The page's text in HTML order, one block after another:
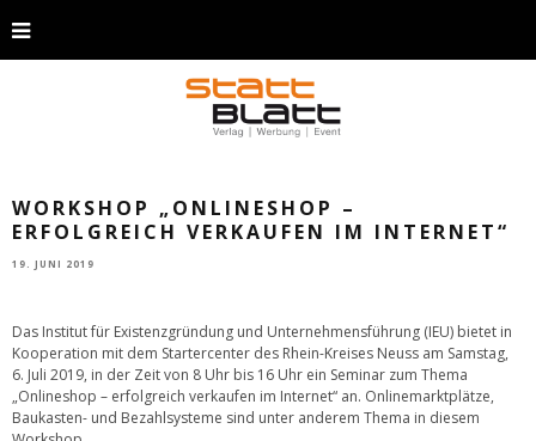
WORKSHOP „ONLINESHOP –
ERFOLGREICH VERKAUFEN IM INTERNET“
19. JUNI 2019
Das Institut für Existenzgründung und Unternehmensführung (IEU) bietet in
Kooperation mit dem Startercenter des Rhein-Kreises Neuss am Samstag,
6. Juli 2019, in der Zeit von 8 Uhr bis 16 Uhr ein Seminar zum Thema
„Onlineshop – erfolgreich verkaufen im Internet“ an. Onlinemarktplätze,
Baukasten- und Bezahlsysteme sind unter anderem Thema in diesem